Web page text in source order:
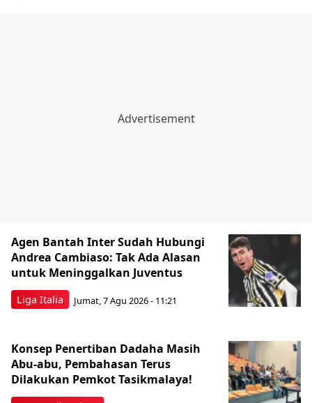
Liga Italia
Agen Bantah Inter Sudah Hubungi
Andrea Cambiaso: Tak Ada Alasan
untuk Meninggalkan Juventus
Jumat, 7 Agu 2026 - 11:21
Konsep Penertiban Dadaha Masih
Abu-abu, Pembahasan Terus
Dilakukan Pemkot Tasikmalaya!